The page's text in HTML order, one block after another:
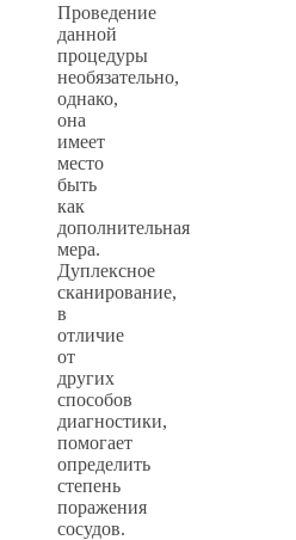
Проведение
данной
процедуры
необязательно,
однако,
она
имеет
место
быть
как
дополнительная
мера.
Дуплексное
сканирование,
в
отличие
от
других
способов
диагностики,
помогает
определить
степень
поражения
сосудов.